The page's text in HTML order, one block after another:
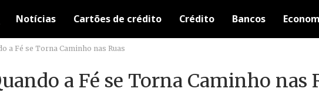
Notícias Cartões de crédito Crédito Bancos
a Fé se Torna Caminho nas Ruas
a Fé se Torna Caminho nas